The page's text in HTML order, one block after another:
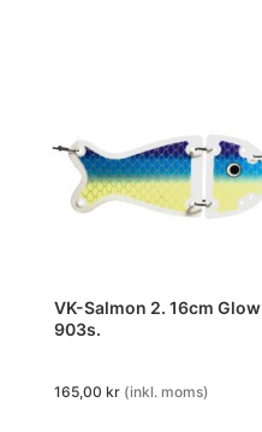
VK-Salmon 2. 16cm Glow
903s.
165,00 kr (inkl. moms)